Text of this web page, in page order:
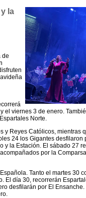
la
de
el viernes 3 de enero.
Norte.
y Reyes Católicos, mientras
24 los Gigantes desfilaron
y la Estación. El sábado 27
por la
Tanto el martes 30
El día 30, recorrerán
desfilarán por El